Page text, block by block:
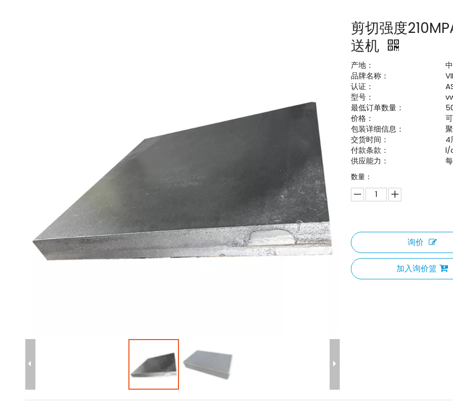
剪切强度
送机
产地：
品牌名称：
认证：
型号：
最低订单数量：
价格：
包装详细信息：
交货时间：
4
付款条款：
l/
供应能力：
数量：
询价
加入询价篮